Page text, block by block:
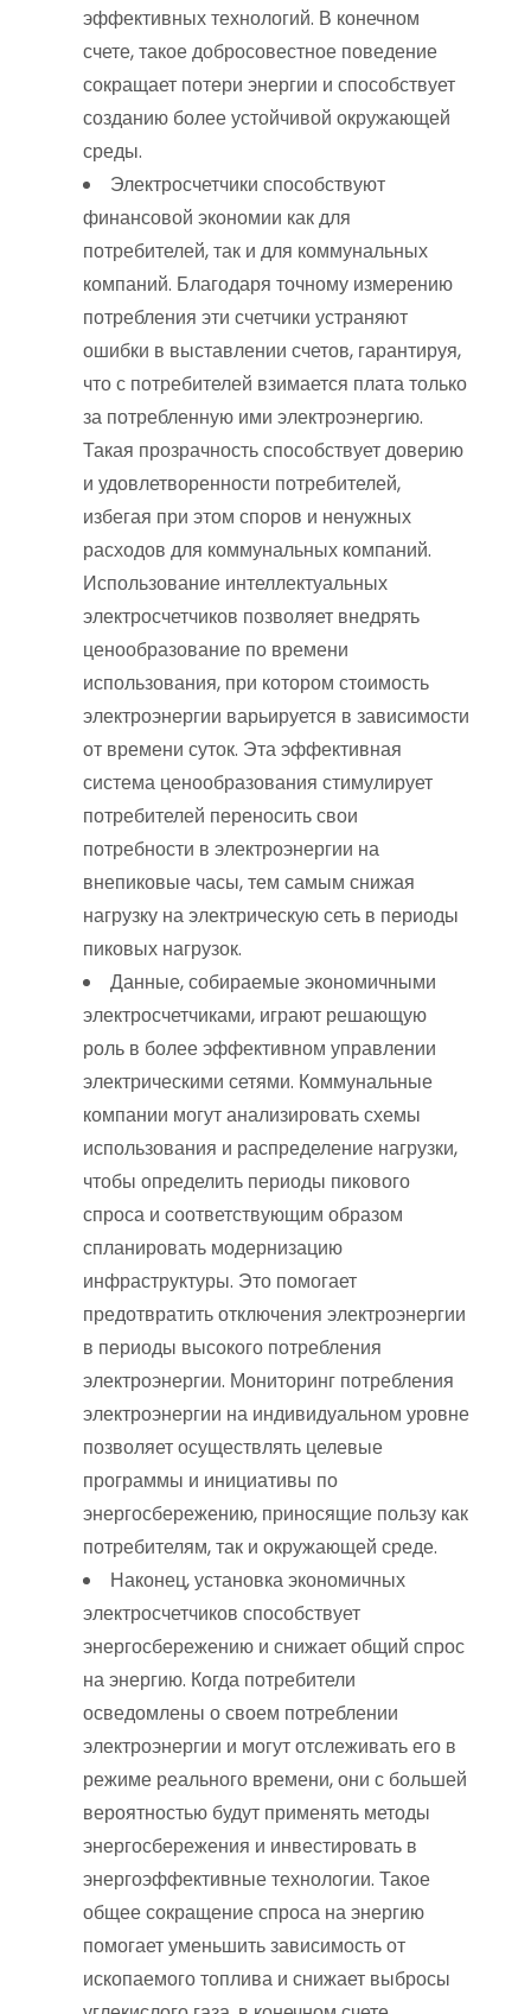
эффективных технологий. В конечном
счете, такое добросовестное поведение
сокращает потери энергии и способствует
созданию более устойчивой окружающей
среды.
Электросчетчики способствуют
финансовой экономии как для
потребителей, так и для коммунальных
компаний. Благодаря точному измерению
потребления эти счетчики устраняют
ошибки в выставлении счетов, гарантируя,
что с потребителей взимается плата только
за потребленную ими электроэнергию.
Такая прозрачность способствует доверию
и удовлетворенности потребителей,
избегая при этом споров и ненужных
расходов для коммунальных компаний.
Использование интеллектуальных
электросчетчиков позволяет внедрять
ценообразование по времени
использования, при котором стоимость
электроэнергии варьируется в зависимости
от времени суток. Эта эффективная
система ценообразования стимулирует
потребителей переносить свои
потребности в электроэнергии на
внепиковые часы, тем самым снижая
нагрузку на электрическую сеть в периоды
пиковых нагрузок.
Данные, собираемые экономичными
электросчетчиками, играют решающую
роль в более эффективном управлении
электрическими сетями. Коммунальные
компании могут анализировать схемы
использования и распределение нагрузки,
чтобы определить периоды пикового
спроса и соответствующим образом
спланировать модернизацию
инфраструктуры. Это помогает
предотвратить отключения электроэнергии
в периоды высокого потребления
электроэнергии. Мониторинг потребления
электроэнергии на индивидуальном уровне
позволяет осуществлять целевые
программы и инициативы по
энергосбережению, приносящие пользу как
потребителям, так и окружающей среде.
Наконец, установка экономичных
электросчетчиков способствует
энергосбережению и снижает общий спрос
на энергию. Когда потребители
осведомлены о своем потреблении
электроэнергии и могут отслеживать его в
режиме реального времени, они с большей
вероятностью будут применять методы
энергосбережения и инвестировать в
энергоэффективные технологии. Такое
общее сокращение спроса на энергию
помогает уменьшить зависимость от
ископаемого топлива и снижает выбросы